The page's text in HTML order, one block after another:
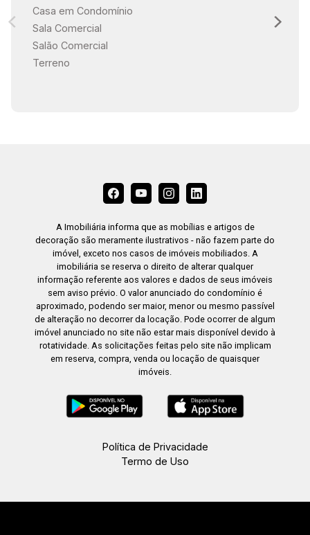
Casa em Condomínio
Sala Comercial
Salão Comercial
Terreno
A Imobiliária informa que as mobílias e artigos de
decoração são meramente ilustrativos - não fazem parte do
imóvel, exceto nos casos de imóveis mobiliados. A
imobiliária se reserva o direito de alterar qualquer
informação referente aos valores e dados de seus imóveis
sem aviso prévio. O valor anunciado do condomínio é
aproximado, podendo ser maior, menor ou mesmo passível
de alteração no decorrer da locação. Pode ocorrer de algum
imóvel anunciado no site não estar mais disponível devido à
rotatividade. As solicitações feitas pelo site não implicam
em reserva, compra, venda ou locação de quaisquer
imóveis.
Política de Privacidade
Termo de Uso